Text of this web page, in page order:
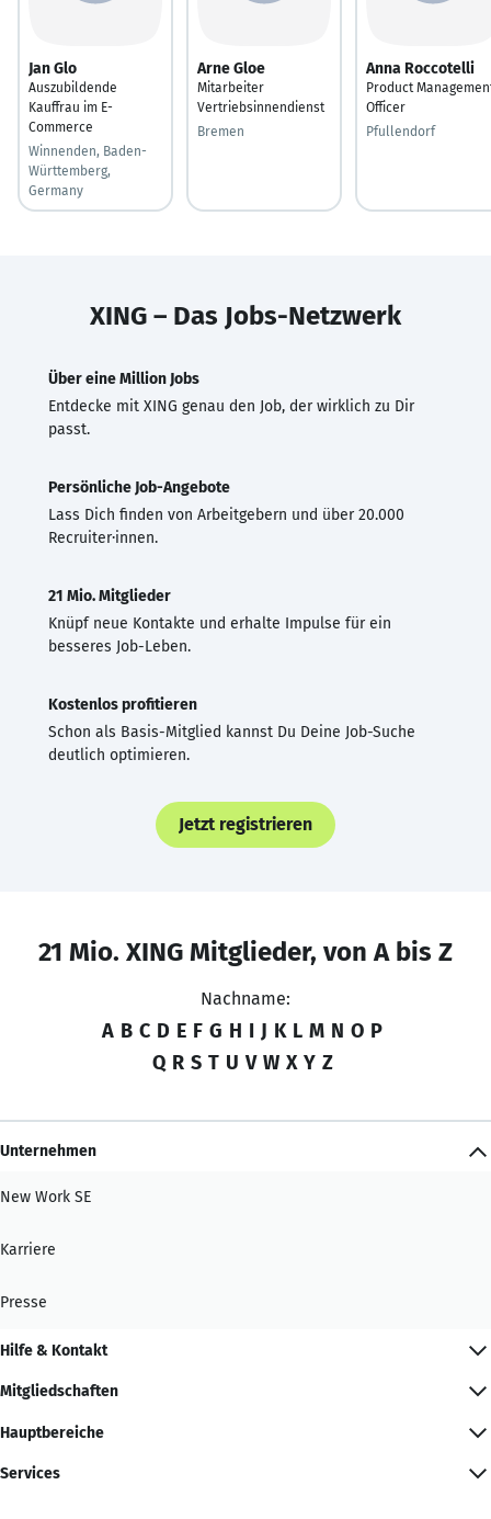
Jan Glo
Auszubildende
Kauffrau im E-
Commerce
Winnenden, Baden-
Württemberg,
Germany
Arne Gloe
Mitarbeiter
Vertriebsinnendienst
Bremen
Anna Roccotelli
Product
Officer
Pfullendorf
XING – Das Jobs-Netzwerk
Über eine Million Jobs
Entdecke mit XING genau den Job, der wirklich zu Dir
passt.
Persönliche Job-Angebote
Lass Dich finden von Arbeitgebern und über 20.000
Recruiter·innen.
21 Mio. Mitglieder
Knüpf neue Kontakte und erhalte Impulse für ein
besseres Job-Leben.
Kostenlos profitieren
Schon als Basis-Mitglied kannst Du Deine Job-Suche
deutlich optimieren.
Jetzt registrieren
21 Mio. XING Mitglieder, von A bis Z
Nachname:
A B C D E F G H I J K L M N O P
Q R S T U V W X Y Z
Unternehmen
New Work SE
Karriere
Presse
Hilfe & Kontakt
Mitgliedschaften
Hauptbereiche
Services